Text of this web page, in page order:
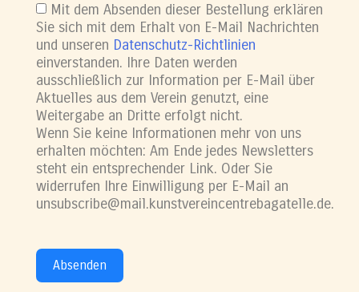
Mit dem Absenden dieser Bestellung erklären
Sie sich mit dem Erhalt von E-Mail Nachrichten
und unseren Datenschutz-Richtlinien
einverstanden. Ihre Daten werden
ausschließlich zur Information per E-Mail über
Aktuelles aus dem Verein genutzt, eine
Weitergabe an Dritte erfolgt nicht.
Wenn Sie keine Informationen mehr von uns
erhalten möchten: Am Ende jedes Newsletters
steht ein entsprechender Link. Oder Sie
widerrufen Ihre Einwilligung per E-Mail an
unsubscribe@mail.kunstvereincentrebagatelle.de.
Absenden